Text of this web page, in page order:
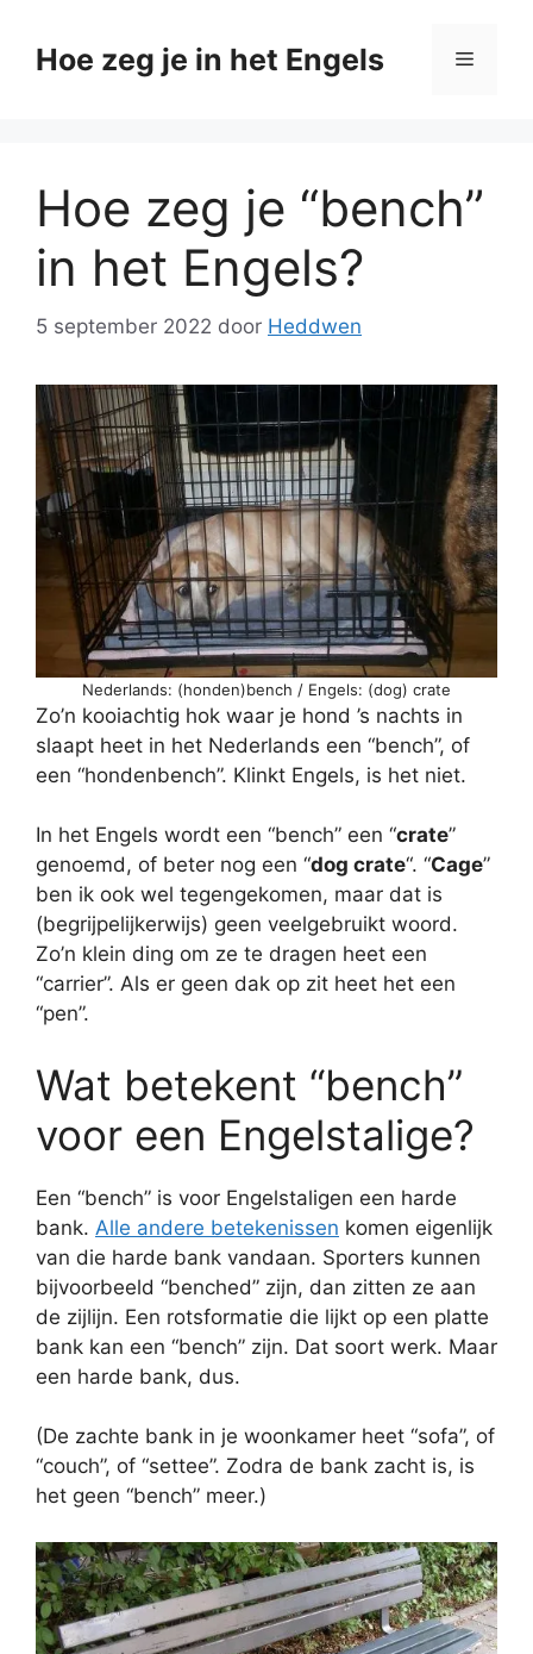
naarHoe zeg je in het Engels Menu
Hoe zeg je “bench”
in het Engels?
5 september 2022 door Heddwen
Nederlands: (honden)bench / Engels: (dog) crate
Zo’n kooiachtig hok waar je hond ’s nachts in
slaapt heet in het Nederlands een “bench”, of
een “hondenbench”. Klinkt Engels, is het niet.
In het Engels wordt een “bench” een “crate”
genoemd, of beter nog een “dog crate“. “Cage”
ben ik ook wel tegengekomen, maar dat is
(begrijpelijkerwijs) geen veelgebruikt woord.
Zo’n klein ding om ze te dragen heet een
“carrier”. Als er geen dak op zit heet het een
“pen”.
Wat betekent “bench”
voor een Engelstalige?
Een “bench” is voor Engelstaligen een harde
bank. Alle andere betekenissen komen eigenlijk
van die harde bank vandaan. Sporters kunnen
bijvoorbeeld “benched” zijn, dan zitten ze aan
de zijlijn. Een rotsformatie die lijkt op een platte
bank kan een “bench” zijn. Dat soort werk. Maar
een harde bank, dus.
(De zachte bank in je woonkamer heet “sofa”, of
“couch”, of “settee”. Zodra de bank zacht is, is
het geen “bench” meer.)